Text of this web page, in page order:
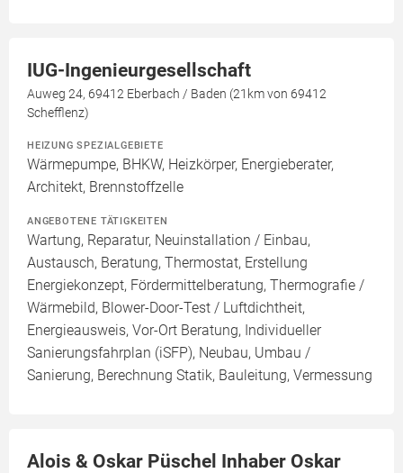
IUG-Ingenieurgesellschaft
Auweg 24, 69412 Eberbach / Baden (21km von 69412
Schefflenz)
HEIZUNG SPEZIALGEBIETE
Wärmepumpe, BHKW, Heizkörper, Energieberater,
Architekt, Brennstoffzelle
ANGEBOTENE TÄTIGKEITEN
Wartung, Reparatur, Neuinstallation / Einbau,
Austausch, Beratung, Thermostat, Erstellung
Energiekonzept, Fördermittelberatung, Thermografie /
Wärmebild, Blower-Door-Test / Luftdichtheit,
Energieausweis, Vor-Ort Beratung, Individueller
Sanierungsfahrplan (iSFP), Neubau, Umbau /
Sanierung, Berechnung Statik, Bauleitung, Vermessung
Alois & Oskar Püschel Inhaber Oskar